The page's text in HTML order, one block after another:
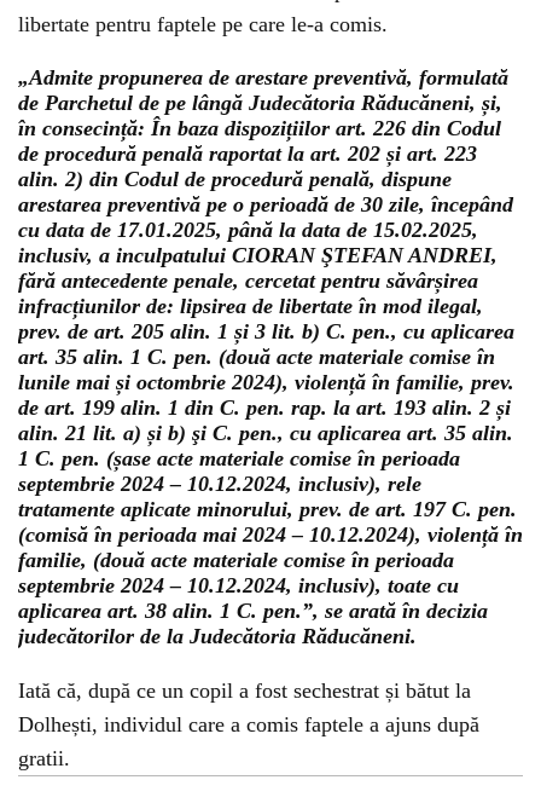
libertate pentru faptele pe care le-a comis.
„Admite propunerea de arestare preventivă, formulată
de Parchetul de pe lângă Judecătoria Răducăneni, și,
în consecință: În baza dispozițiilor art. 226 din Codul
de procedură penală raportat la art. 202 și art. 223
alin. 2) din Codul de procedură penală, dispune
arestarea preventivă pe o perioadă de 30 zile, începând
cu data de 17.01.2025, până la data de 15.02.2025,
inclusiv, a inculpatului CIORAN ŞTEFAN ANDREI,
fără antecedente penale, cercetat pentru săvârșirea
infracțiunilor de: lipsirea de libertate în mod ilegal,
prev. de art. 205 alin. 1 și 3 lit. b) C. pen., cu aplicarea
art. 35 alin. 1 C. pen. (două acte materiale comise în
lunile mai și octombrie 2024), violență în familie, prev.
de art. 199 alin. 1 din C. pen. rap. la art. 193 alin. 2 și
alin. 21 lit. a) și b) şi C. pen., cu aplicarea art. 35 alin.
1 C. pen. (șase acte materiale comise în perioada
septembrie 2024 – 10.12.2024, inclusiv), rele
tratamente aplicate minorului, prev. de art. 197 C. pen.
(comisă în perioada mai 2024 – 10.12.2024), violență în
familie, (două acte materiale comise în perioada
septembrie 2024 – 10.12.2024, inclusiv), toate cu
aplicarea art. 38 alin. 1 C. pen.”, se arată în decizia
judecătorilor de la Judecătoria Răducăneni.
Iată că, după ce un copil a fost sechestrat și bătut la
Dolhești, individul care a comis faptele a ajuns după
gratii.